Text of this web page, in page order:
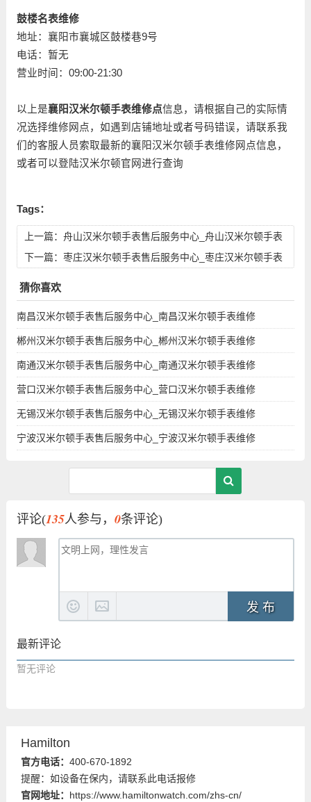
鼓楼名表维修
地址：襄阳市襄城区鼓楼巷9号
电话：暂无
营业时间：09:00-21:30
以上是襄阳汉米尔顿手表维修点信息，请根据自己的实际情
况选择维修网点，如遇到店铺地址或者号码错误，请联系我
们的客服人员索取最新的襄阳汉米尔顿手表维修网点信息，
或者可以登陆汉米尔顿官网进行查询
Tags：
上一篇： 舟山汉米尔顿手表售后服务中心_舟山汉米尔顿手表
维修点地址查询
下一篇： 枣庄汉米尔顿手表售后服务中心_枣庄汉米尔顿手表
猜你喜欢
南昌汉米尔顿手表售后服务中心_南昌汉米尔顿手表维修
郴州汉米尔顿手表售后服务中心_郴州汉米尔顿手表维修
南通汉米尔顿手表售后服务中心_南通汉米尔顿手表维修
营口汉米尔顿手表售后服务中心_营口汉米尔顿手表维修
无锡汉米尔顿手表售后服务中心_无锡汉米尔顿手表维修
宁波汉米尔顿手表售后服务中心_宁波汉米尔顿手表维修
评论(135人参与， 0条评论)
发 布
最新评论
暂无评论
Hamilton
官方电话： 400-670-1892
提醒：如设备在保内，请联系此电话报修
官网地址： https://www.hamiltonwatch.com/zhs-cn/